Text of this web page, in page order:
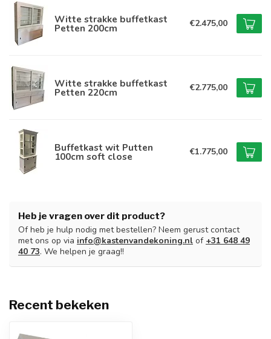
Witte strakke buffetkast
Petten 200cm €2.475,00
Witte strakke buffetkast
Petten 220cm €2.775,00
Buffetkast wit Putten
100cm soft close €1.775,00
Heb je vragen over dit product?
Of heb je hulp nodig met bestellen? Neem gerust contact
met ons op via info@kastenvandekoning.nl of +31 648 49
40 73. We helpen je graag!!
Recent bekeken